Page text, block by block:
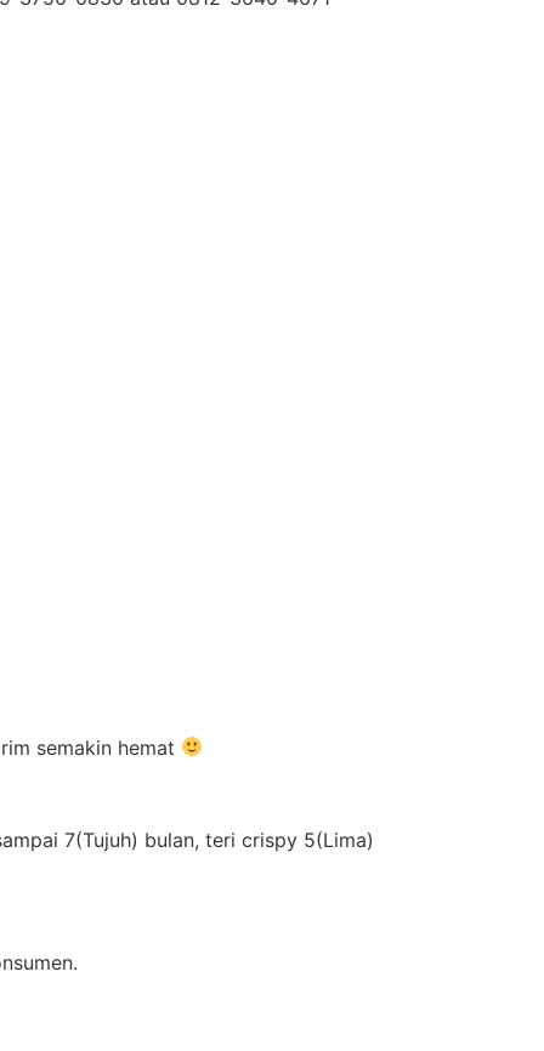
semakin hemat
7(Tujuh) bulan, teri crispy 5(Lima)